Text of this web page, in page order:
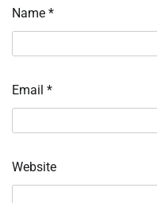
Name *
Email *
Website